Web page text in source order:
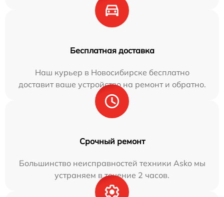
Бесплатная доставка
Наш курьер в Новосибирске бесплатно
доставит ваше устройство на ремонт и обратно.
Срочный ремонт
Большинство неисправностей техники Asko мы
устраняем в течение 2 часов.